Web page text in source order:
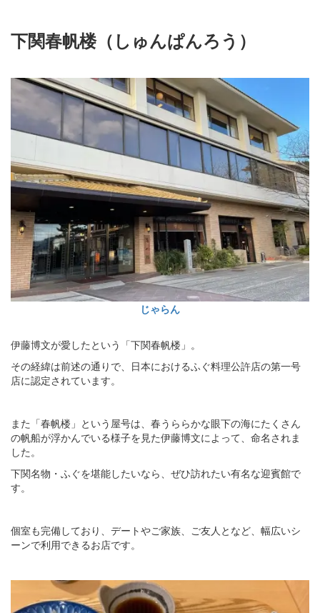
下関春帆楼（しゅんぱんろう）
じゃらん
伊藤博文が愛したという「下関春帆楼」。
その経緯は前述の通りで、日本におけるふぐ料理公許店の第一号
店に認定されています。
また「春帆楼」という屋号は、春うららかな眼下の海にたくさん
の帆船が浮かんでいる様子を見た伊藤博文によって、命名されま
した。
下関名物・ふぐを堪能したいなら、ぜひ訪れたい有名な迎賓館で
す。
個室も完備しており、デートやご家族、ご友人となど、幅広いシ
ーンで利用できるお店です。